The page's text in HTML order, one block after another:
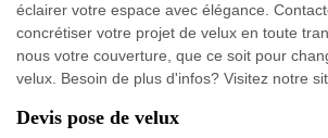
éclairer votre espace avec élégance.
concrétiser votre projet de velux en toute
nous votre couverture, que ce soit pour
velux. Besoin de plus d'infos? Visitez notre
Devis pose de velux